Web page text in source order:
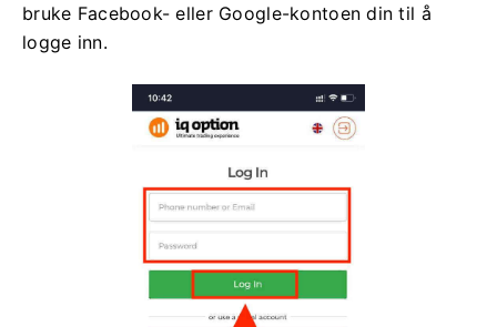
bruke Facebook- eller Google-kontoen din til å
logge inn.